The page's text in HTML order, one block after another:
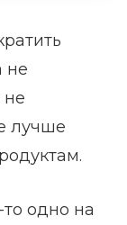
не
не
лучше
одно на